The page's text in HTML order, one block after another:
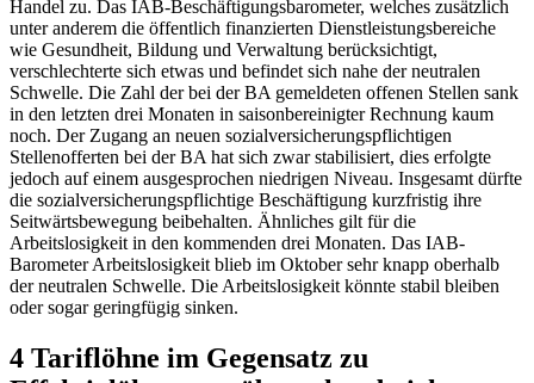
Handel zu. Das IAB-Beschäftigungsbarometer, welches zusätzlich
unter anderem die öffentlich finanzierten Dienstleistungsbereiche
wie Gesundheit, Bildung und Verwaltung berücksichtigt,
verschlechterte sich etwas und befindet sich nahe der neutralen
Schwelle. Die Zahl der bei derBA gemeldeten offenen Stellen sank
in den letzten drei Monaten in saisonbereinigter Rechnung kaum
noch. Der Zugang an neuen sozialversicherungspflichtigen
Stellenofferten bei derBA hat sich zwar stabilisiert, dies erfolgte
jedoch auf einem ausgesprochen niedrigen Niveau. Insgesamt dürfte
die sozialversicherungspflichtige Beschäftigung kurzfristig ihre
Seitwärtsbewegung beibehalten. Ähnliches gilt für die
Arbeitslosigkeit in den kommenden drei Monaten. Das IAB-
Barometer Arbeitslosigkeit blieb im Oktober sehr knapp oberhalb
der neutralen Schwelle. Die Arbeitslosigkeit könnte stabil bleiben
oder sogar geringfügig sinken.
4 Tariflöhne im Gegensatz zu